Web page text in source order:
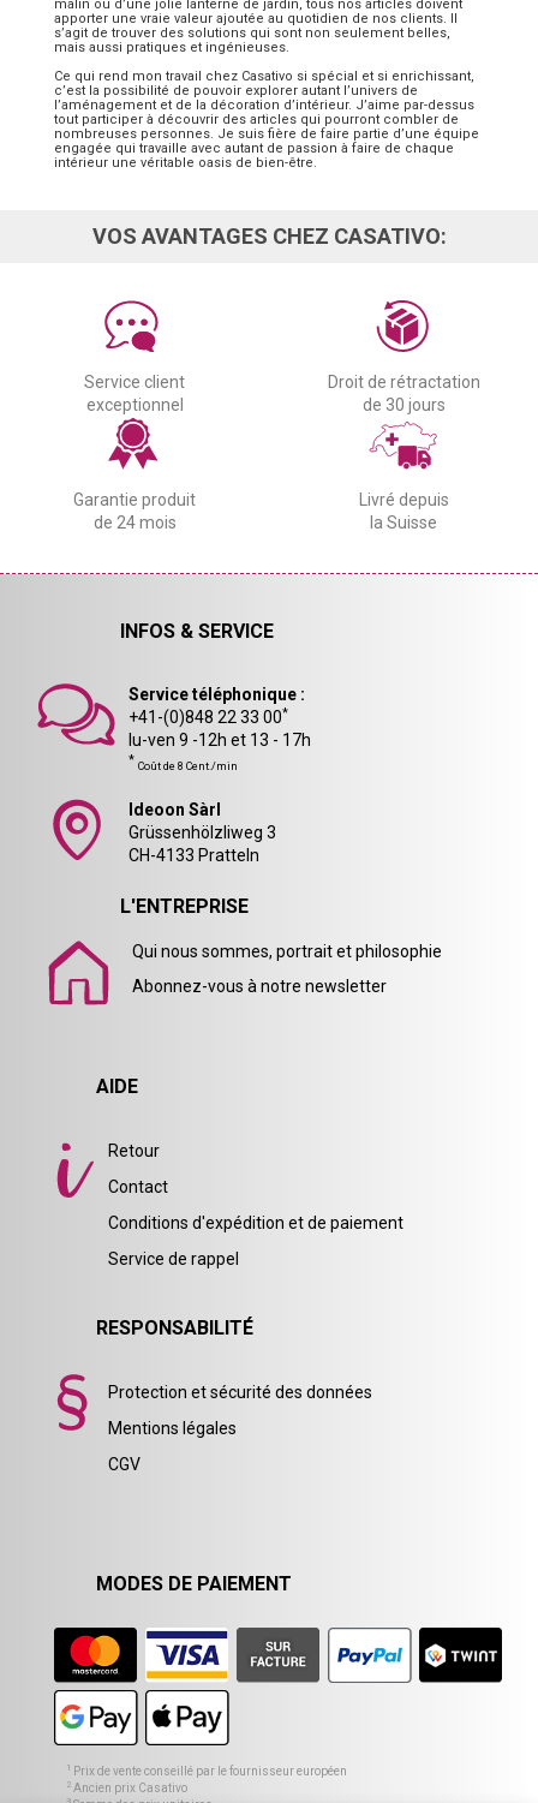
malin ou d’une jolie lanterne de jardin, tous nos articles doivent
apporter une vraie valeur ajoutée au quotidien de nos clients. Il
s’agit de trouver des solutions qui sont non seulement belles,
mais aussi pratiques et ingénieuses.
Ce qui rend mon travail chez Casativo si spécial et si enrichissant,
c’est la possibilité de pouvoir explorer autant l’univers de
l’aménagement et de la décoration d’intérieur. J’aime par-dessus
tout participer à découvrir des articles qui pourront combler de
nombreuses personnes. Je suis fière de faire partie d’une équipe
engagée qui travaille avec autant de passion à faire de chaque
intérieur une véritable oasis de bien-être.
VOS AVANTAGES CHEZ CASATIVO:
Service client
exceptionnel
Droit de rétractation
de 30 jours
Garantie produit
de 24 mois
Livré depuis
la Suisse
INFOS & SERVICE
Service téléphonique :
+41-(0)848 22 33 00*
lu-ven 9 -12h et 13 - 17h
* Coût de 8 Cent./min
Ideoon Sàrl
Grüssenhölzliweg 3
CH-4133 Pratteln
L'ENTREPRISE
Qui nous sommes, portrait et philosophie
Abonnez-vous à notre newsletter
AIDE
Retour
Contact
Conditions d'expédition et de paiement
Service de rappel
RESPONSABILITÉ
Protection et sécurité des données
Mentions légales
CGV
MODES DE PAIEMENT
1 Prix de vente conseillé par le fournisseur européen
2 Ancien prix Casativo